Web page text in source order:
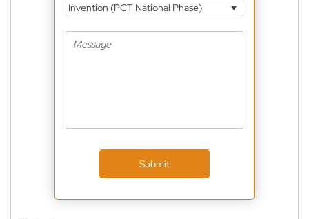
Invention (PCT National Phase)
Submit